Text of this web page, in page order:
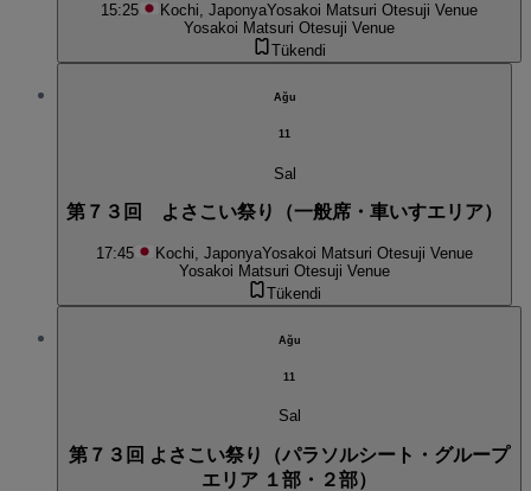
15:25 Kochi, JaponyaYosakoi Matsuri Otesuji Venue
Yosakoi Matsuri Otesuji Venue
Tükendi
Ağu
11
Sal
第７３回 よさこい祭り（一般席・車いすエリア）
17:45 Kochi, JaponyaYosakoi Matsuri Otesuji Venue
Yosakoi Matsuri Otesuji Venue
Tükendi
Ağu
11
Sal
第７３回 よさこい祭り（パラソルシート・グループ
エリア １部・２部）